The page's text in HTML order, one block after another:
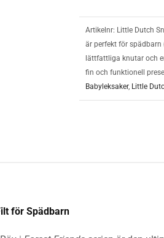
Artikelnr: Little Dutch
är perfekt för spädbarn
lättfattliga knutar och
fin och funktionell
Babyleksaker, Little
för Spädbarn